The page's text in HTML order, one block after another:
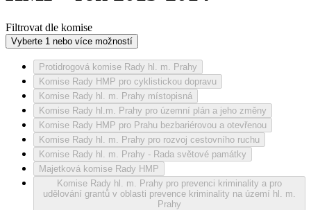
Filtrovat dle komise
Vyberte 1 nebo více možností
Protidrogová komise Rady hl. m. Prahy
Komise Rady HMP pro cyklistickou dopravu
Komise Rady hl. m. Prahy místopisná
Komise Rady hl.m. Prahy pro územní plán a jeho změny
Komise Rady HMP pro Prahu bezbariérovou a otevřenou
Komise Rady hl. m. Prahy pro rozvoj cestovního ruchu
Komise Rady hl. m. Prahy - Rada světové památky
Majetková komise Rady HMP
Komise Rady hl. m. Prahy pro prevenci kriminality a pro
udělování grantů v oblasti prevence kriminality na území hl. m.
Prahy